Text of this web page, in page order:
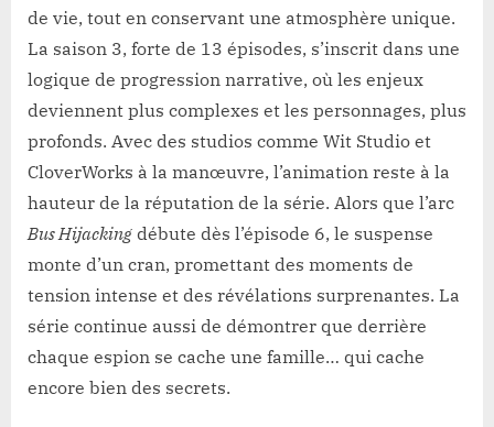
de vie, tout en conservant une atmosphère unique.
La saison 3, forte de 13 épisodes, s’inscrit dans une
logique de progression narrative, où les enjeux
deviennent plus complexes et les personnages, plus
profonds. Avec des studios comme Wit Studio et
CloverWorks à la manœuvre, l’animation reste à la
hauteur de la réputation de la série. Alors que l’arc
Bus Hijacking débute dès l’épisode 6, le suspense
monte d’un cran, promettant des moments de
tension intense et des révélations surprenantes. La
série continue aussi de démontrer que derrière
chaque espion se cache une famille… qui cache
encore bien des secrets.